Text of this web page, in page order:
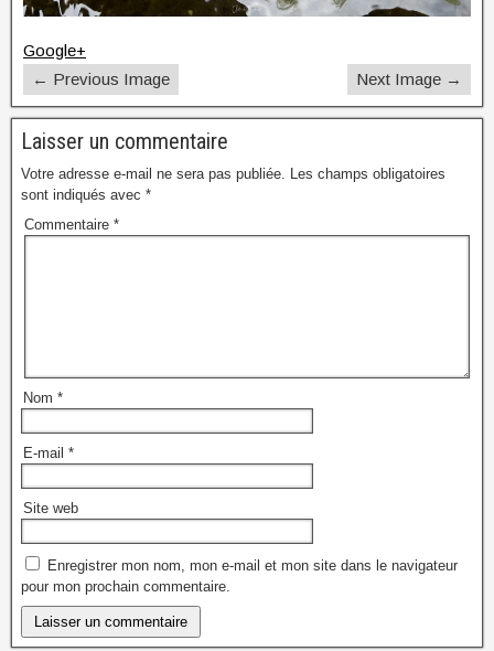
Google+
← Previous Image
Next Image →
Laisser un commentaire
Votre adresse e-mail ne sera pas publiée. Les champs obligatoires
sont indiqués avec *
Commentaire *
Nom *
E-mail *
Site web
Enregistrer mon nom, mon e-mail et mon site dans le navigateur
pour mon prochain commentaire.